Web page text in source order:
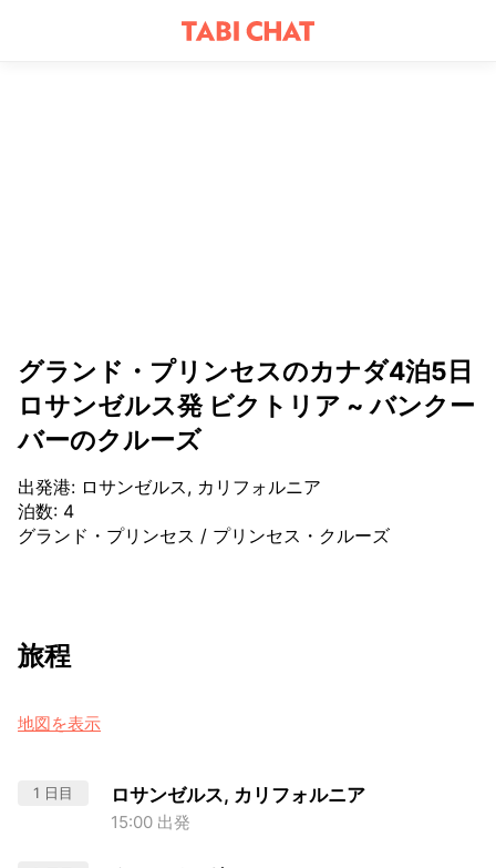
グランド・プリンセスのカナダ4泊5日
ロサンゼルス発 ビクトリア ~ バンクー
バーのクルーズ
出発港: ロサンゼルス, カリフォルニア
泊数: 4
グランド・プリンセス / プリンセス・クルーズ
旅程
地図を表示
1 日目 ロサンゼルス, カリフォルニア
15:00 出発